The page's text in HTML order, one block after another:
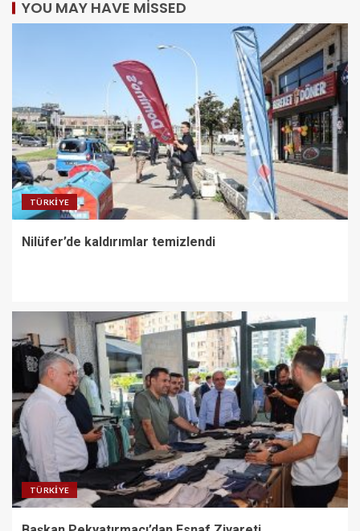
YOU MAY HAVE MISSED
TÜRKIYE
Nilüfer’de kaldırımlar temizlendi
TÜRKIYE